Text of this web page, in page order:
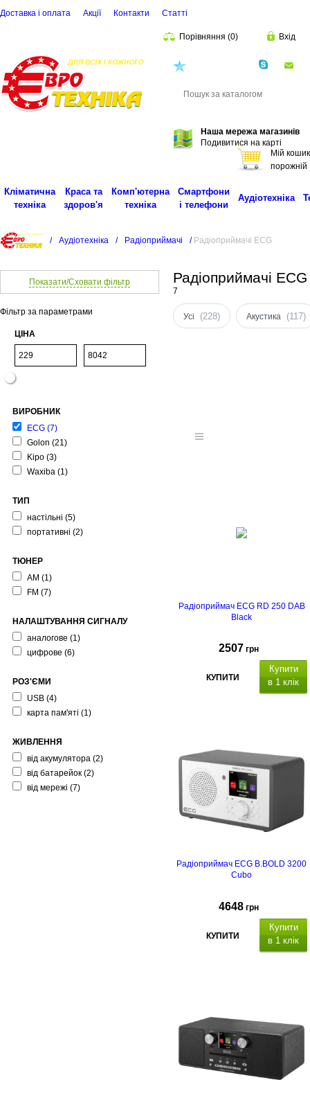
Доставка і оплата Акції Контакти Статті
Порівняння (0) Вхід
Наша мережа магазинів
Подивитися на карті
Мій кошик
порожній
Кліматична
техніка
Краса та
здоров'я
Комп'ютерна
техніка
Смартфони
і телефони
Аудіотехніка
/ Аудіотехніка / Радіоприймачі / Радіоприймачі ECG
Показати/Сховати фільтр
Фільтр за параметрами
ЦІНА
ВИРОБНИК
ECG (7)
Golon (21)
Kipo (3)
Waxiba (1)
ТИП
настільні (5)
портативні (2)
ТЮНЕР
AM (1)
FM (7)
НАЛАШТУВАННЯ СИГНАЛУ
аналогове (1)
цифрове (6)
РОЗ'ЄМИ
USB (4)
карта пам'яті (1)
ЖИВЛЕННЯ
від акумулятора (2)
від батарейок (2)
від мережі (7)
Радіоприймачі ECG
7
Усі (228) Акустика (117)
Радіоприймач ECG RD 250 DAB
Black
2507 грн
КУПИТИ
Купити
в 1 клік
Радіоприймач ECG B.BOLD 3200
Cubo
4648 грн
КУПИТИ
Купити
в 1 клік